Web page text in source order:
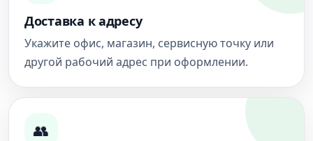
Доставка к адресу
Укажите офис, магазин, сервисную точку или
другой рабочий адрес при оформлении.
👥